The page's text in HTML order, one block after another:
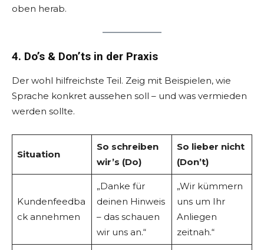
oben herab.
4. Do’s & Don’ts in der Praxis
Der wohl hilfreichste Teil. Zeig mit Beispielen, wie
Sprache konkret aussehen soll – und was vermieden
werden sollte.
Situation
So schreiben
wir’s (Do)
So lieber nicht
(Don’t)
Kundenfeedba
ck annehmen
„Danke für
deinen Hinweis
– das schauen
wir uns an.“
„Wir kümmern
uns um Ihr
Anliegen
zeitnah.“